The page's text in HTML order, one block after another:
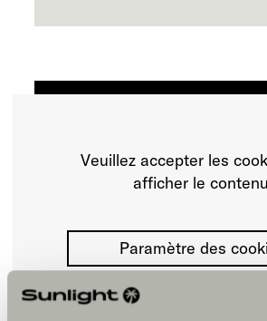
Veuillez accepter les
afficher le
Paramètre des